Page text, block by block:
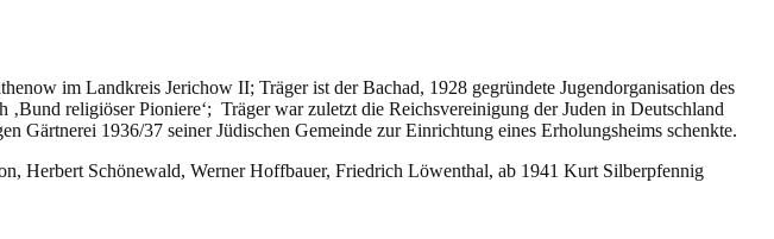
im Landkreis Jerichow II; Träger ist der Bachad, 1928 gegründete Jugendorganisation des
religiöser Pioniere‘; Träger war zuletzt die Reichsvereinigung der Juden in Deutschland
Gärtnerei 1936/37 seiner Jüdischen Gemeinde zur Einrichtung eines Erholungsheims schenkte.
Herbert Schönewald, Werner Hoffbauer, Friedrich Löwenthal, ab 1941 Kurt Silberpfennig